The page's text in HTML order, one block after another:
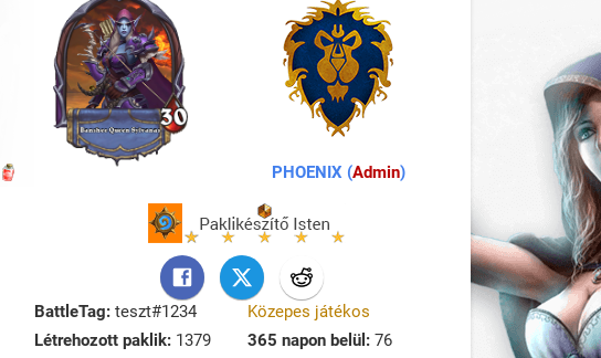
PHOENIX (Admin)
BattleTag: teszt#1234
Közepes játékos
Létrehozott paklik: 1379 365 napon belül:76